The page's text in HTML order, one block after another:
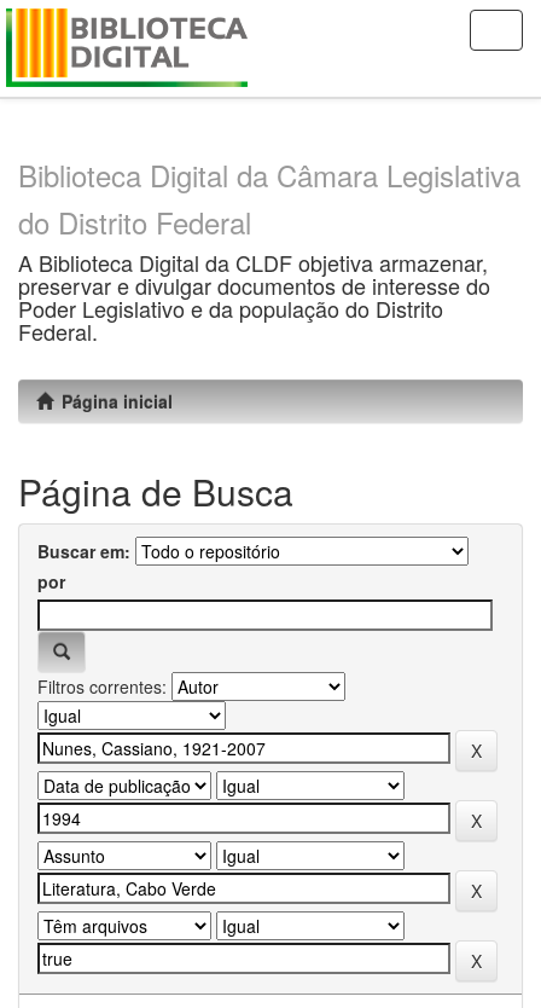
Skip
Biblioteca Digital da Câmara Legislativa
do Distrito Federal
A Biblioteca Digital da CLDF objetiva armazenar,
preservar e divulgar documentos de interesse do
Poder Legislativo e da população do Distrito
Federal.
Página inicial
Página de Busca
Buscar em:
por
Filtros correntes: